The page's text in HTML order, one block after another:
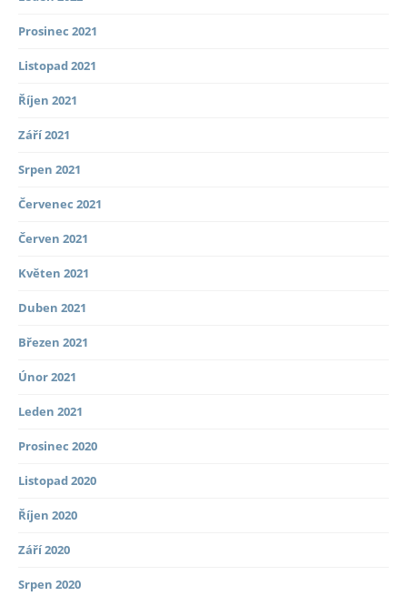
Prosinec 2021
Listopad 2021
Říjen 2021
Září 2021
Srpen 2021
Červenec 2021
Červen 2021
Květen 2021
Duben 2021
Březen 2021
Únor 2021
Leden 2021
Prosinec 2020
Listopad 2020
Říjen 2020
Září 2020
Srpen 2020